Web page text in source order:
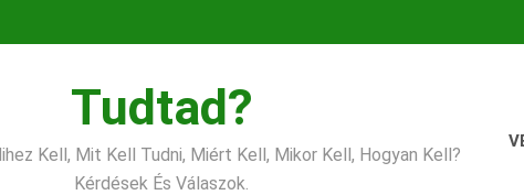
Tudtad?
Kell, Mit Kell Tudni, Miért Kell, Mikor Kell, Hogyan Kell?
Kérdések És Válaszok.